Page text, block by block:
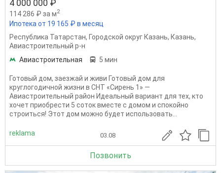
4 000 000 ₽
114 286 ₽ за м2
Ипотека от 19 165 ₽ в месяц
Республика Татарстан, Городской округ Казань, Казань,
Авиастроительный р-н
Авиастроительная
5 мин
Готовый дом, заезжай и живи Готовый дом для
круглогодичной жизни в СНТ «Сирень 1» —
Авиастроительный район Идеальный вариант для тех, кто
хочет приобрести 5 соток вместе с домом и спокойно
строиться! Этот дом можно будет использовать...
reklama 03.08
Позвонить